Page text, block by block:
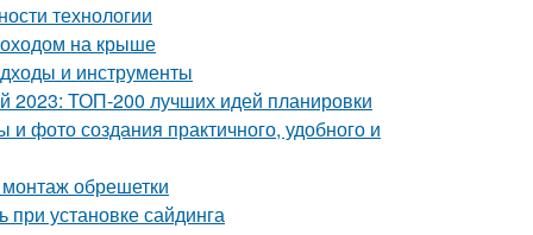
технологии
на крыше
и инструменты
2023: ТОП-200 лучших идей планировки
фото создания практичного, удобного и
обрешетки
при установке сайдинга